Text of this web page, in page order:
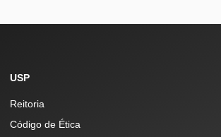
USP
Reitoria
Código de Ética